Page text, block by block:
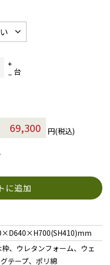
台
円(税込)
に追加
枠、ウレタンフォーム、ウェ
テープ、ポリ綿